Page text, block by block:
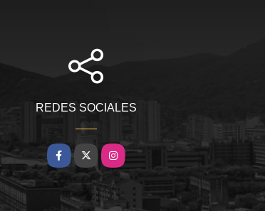
REDES SOCIALES
Facebook
X Instagram